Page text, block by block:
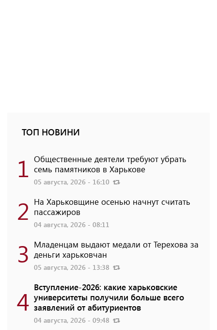
ТОП НОВИНИ
1 Общественные деятели требуют убрать
семь памятников в Харькове
05 августа, 2026 - 16:10
2 На Харьковщине осенью начнут считать
пассажиров
04 августа, 2026 - 08:11
3 Младенцам выдают медали от Терехова за
деньги харьковчан
05 августа, 2026 - 13:38
4 Вступление-2026: какие харьковские
университеты получили больше всего
заявлений от абитуриентов
04 августа, 2026 - 09:48